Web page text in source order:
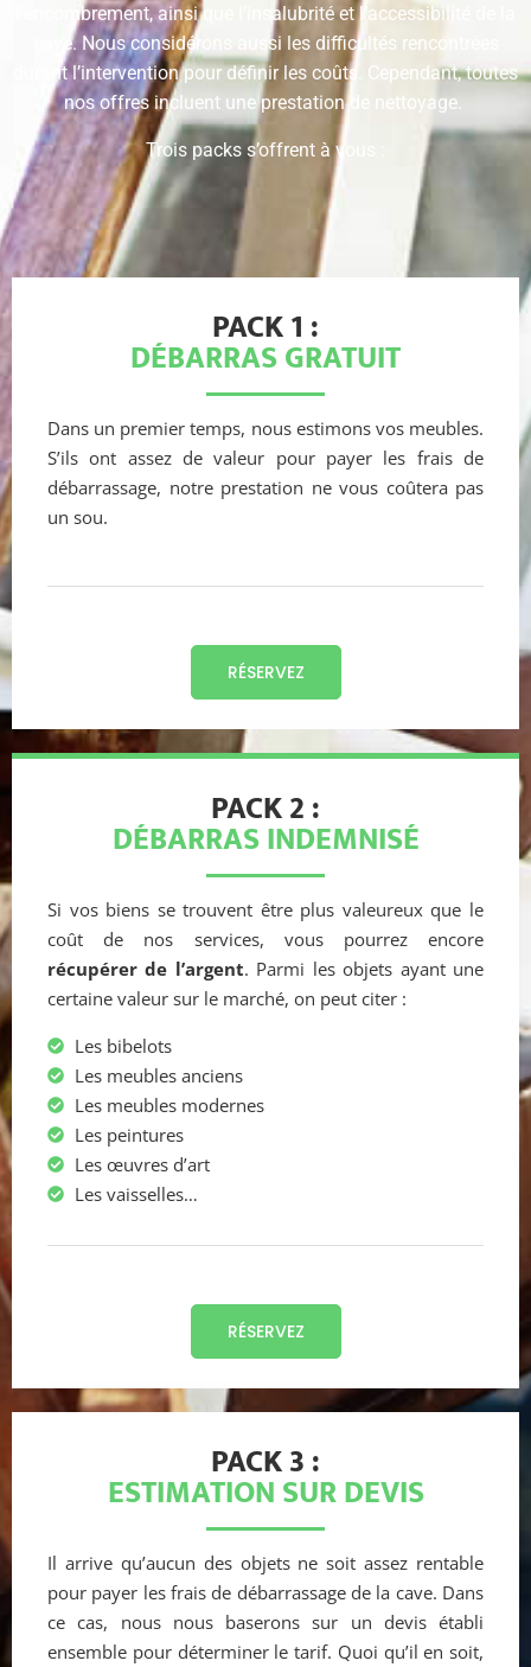
l’encombrement, ainsi que l’insalubrité et l’accessibilité de la
cave. Nous considérons aussi les difficultés rencontrées
durant l’intervention pour définir les coûts. Cependant, toutes
nos offres incluent une prestation de nettoyage.
Trois packs s’offrent à vous :
PACK 1 :
DÉBARRAS GRATUIT
Dans un premier temps, nous estimons vos meubles.
S’ils ont assez de valeur pour payer les frais de
débarrassage, notre prestation ne vous coûtera pas
un sou.
RÉSERVEZ
PACK 2 :
DÉBARRAS INDEMNISÉ
Si vos biens se trouvent être plus valeureux que le
coût de nos services, vous pourrez encore
récupérer de l’argent. Parmi les objets ayant une
certaine valeur sur le marché, on peut citer :
Les bibelots
Les meubles anciens
Les meubles modernes
Les peintures
Les œuvres d’art
Les vaisselles…
RÉSERVEZ
PACK 3 :
ESTIMATION SUR DEVIS
Il arrive qu’aucun des objets ne soit assez rentable
pour payer les frais de débarrassage de la cave. Dans
ce cas, nous nous baserons sur un devis établi
ensemble pour déterminer le tarif. Quoi qu’il en soit,